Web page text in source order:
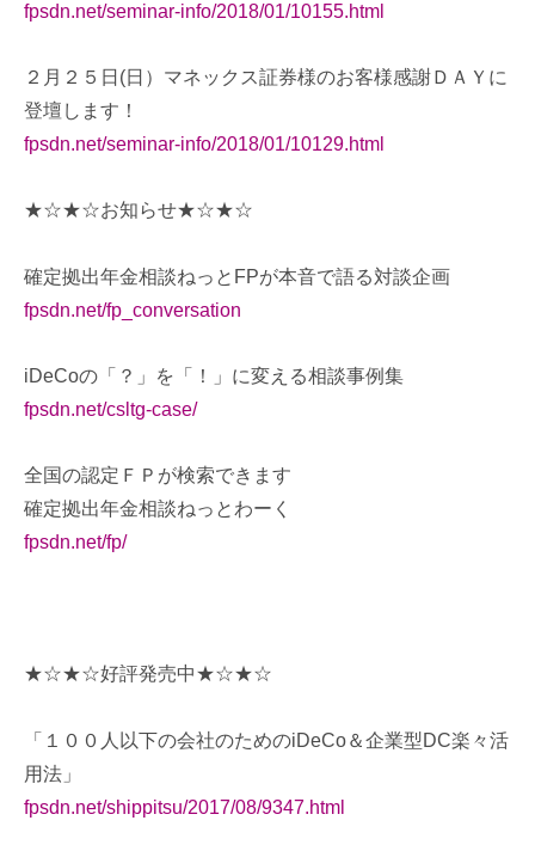
fpsdn.net/seminar-info/2018/01/10155.html
２月２５日(日）マネックス証券様のお客様感謝ＤＡＹに
登壇します！
fpsdn.net/seminar-info/2018/01/10129.html
★☆★☆お知らせ★☆★☆
確定拠出年金相談ねっとFPが本音で語る対談企画
fpsdn.net/fp_conversation
iDeCoの「？」を「！」に変える相談事例集
fpsdn.net/csltg-case/
全国の認定ＦＰが検索できます
確定拠出年金相談ねっとわーく
fpsdn.net/fp/
★☆★☆好評発売中★☆★☆
「１００人以下の会社のためのiDeCo＆企業型DC楽々活
用法」
fpsdn.net/shippitsu/2017/08/9347.html